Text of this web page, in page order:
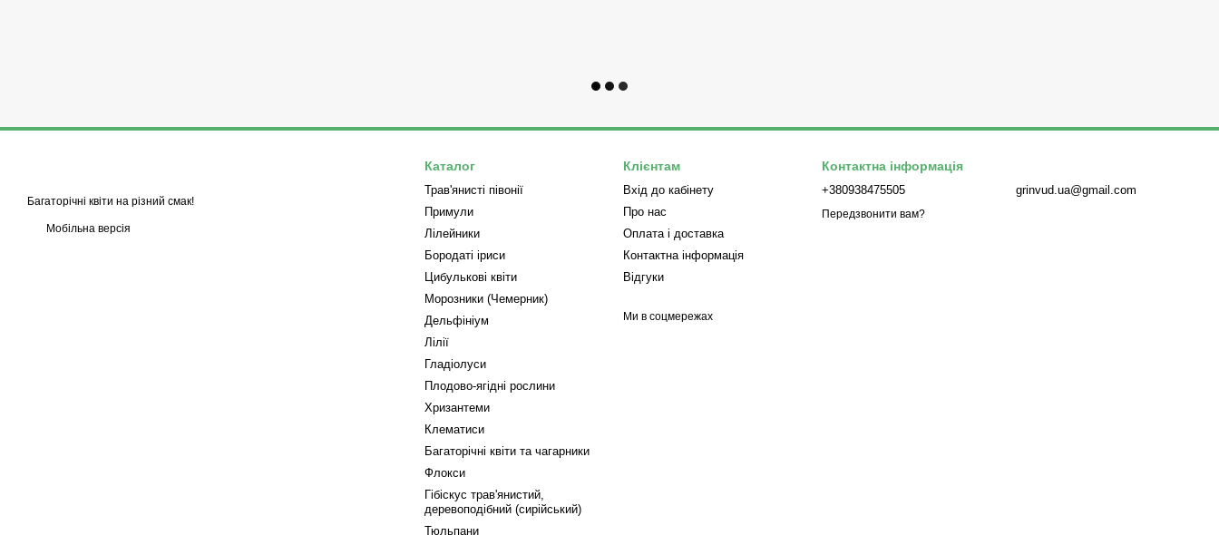
Багаторічні квіти на різний смак!
Мобільна версія
Каталог
Трав'янисті півонії
Примули
Лілейники
Бородаті іриси
Цибулькові квіти
Морозники (Чемерник)
Дельфініум
Лілії
Гладіолуси
Плодово-ягідні рослини
Хризантеми
Клематиси
Багаторічні квіти та чагарники
Флокси
Гібіскус трав'янистий,
деревоподібний (сирійський)
Тюльпани
Клієнтам
Вхід до кабінету
Про нас
Оплата і доставка
Контактна інформація
Відгуки
Ми в соцмережах
Контактна інформація
+380938475505
Передзвонити вам?
grinvud.ua@gmail.com